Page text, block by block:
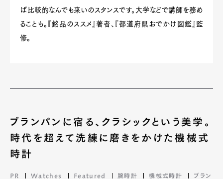
ば比較的なんでも来いのスタンスです。大学などで講師を務め
ることも。『銘品のススメ』著者、『都道府県おでかけ図鑑』監
修。
ブランパンに宿る、クラシックという美学。
時代を超えて洗練に磨きをかけた機械式
時計
PR Watches Featured 腕時計 機械式時計
ブラン